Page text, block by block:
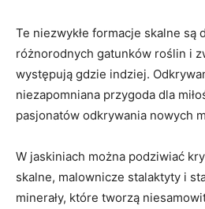
Te niezwykłe formacje skalne⁣ są
różnorodnych gatunków roślin i
występują gdzie indziej.
niezapomniana przygoda dla
pasjonatów ‍odkrywania nowych
W jaskiniach można podziwiać
skalne, malownicze stalaktyty i
minerały, które tworzą